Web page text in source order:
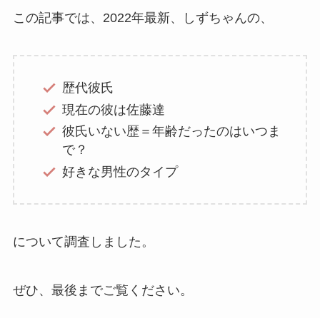
この記事では、2022年最新、しずちゃんの、
歴代彼氏
現在の彼は佐藤達
彼氏いない歴＝年齢だったのはいつま
で？
好きな男性のタイプ
について調査しました。
ぜひ、最後までご覧ください。